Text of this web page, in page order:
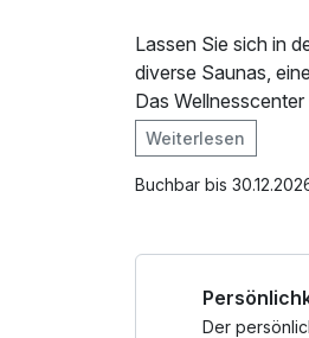
Lassen Sie sich in
diverse Saunas,
Das
Vitalität.
In Ihrem Angebot
1 x Halo-Therapie
Im Angebot
Parkplatz, W-LAN
Weiterlesen
Buchbar bis
Der